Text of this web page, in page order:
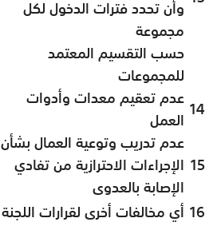
وأن تحدد فترات الدخول لكل
مجموعة
حسب التقسيم المعتمد
للمجموعات
14 عدم تعقيم معدات وأدوات
العمل
15
عدم تدريب وتوعية العمال بشأن
الإجراءات الاحترازية من تفادي
الإصابة بالعدوى
16 أي مخالفات أخرى لقرارات اللجنة